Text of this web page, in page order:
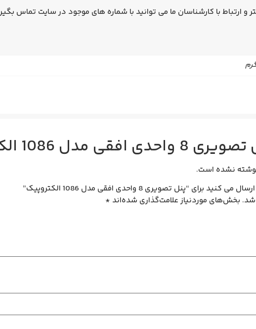
و ارتباط با کارشناسان ما می توانید با شماره های موجود در سایت تماس
واحدی افقی مدل 1086 الکتروپیک
نشده است.
“پنل تصویری 8 واحدی افقی مدل 1086 الکتروپیک”
شد. بخش‌های موردنیاز علامت‌گذاری شده‌اند *